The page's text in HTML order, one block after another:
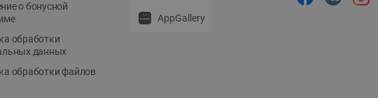
о бонусной
обработки
данных
обработки файлов
AppGallery